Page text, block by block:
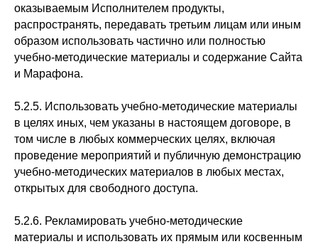
оказываемым Исполнителем продукты,
распространять, передавать третьим лицам или иным
образом использовать частично или полностью
учебно-методические материалы и содержание Сайта
и Марафона.
5.2.5. Использовать учебно-методические материалы
в целях иных, чем указаны в настоящем договоре, в
том числе в любых коммерческих целях, включая
проведение мероприятий и публичную демонстрацию
учебно-методических материалов в любых местах,
открытых для свободного доступа.
5.2.6. Рекламировать учебно-методические
материалы и использовать их прямым или косвенным